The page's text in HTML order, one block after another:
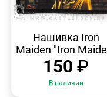
ПРОСМОТР
Нашивка Iron
Maiden "Iron
150 ₽
В наличии